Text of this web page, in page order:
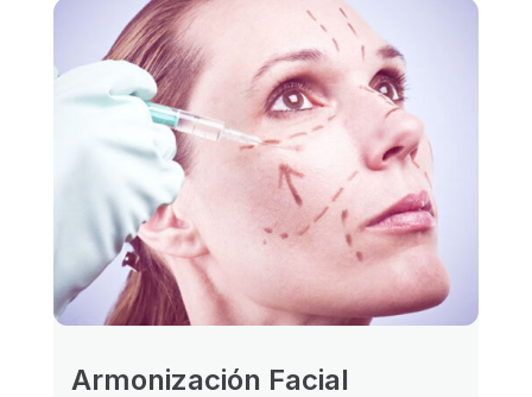
Armonización Facial